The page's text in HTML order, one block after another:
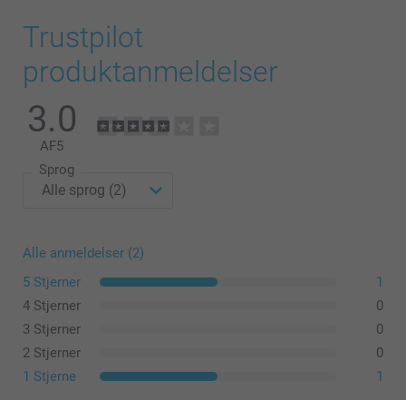
Trustpilot
produktanmeldelser
3.0
AF5
Sprog
Alle anmeldelser (2)
5 Stjerner
1
4 Stjerner
0
3 Stjerner
0
2 Stjerner
0
1 Stjerne
1